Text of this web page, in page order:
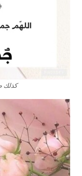
كذلك